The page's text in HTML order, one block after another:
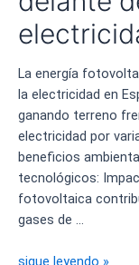
La energía
la electricidad en
ganando terreno
electricidad por
beneficios
tecnológicos:
fotovoltaica
gases de …
La
sigue leyendo »